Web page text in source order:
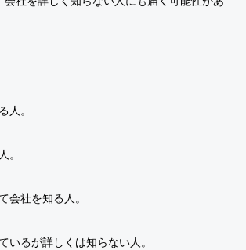
人。
。
会社を知る人。
いるが詳しくは知らない人。